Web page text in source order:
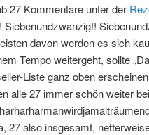
27 Kommentare unter der
Siebenundzwanzig!!
davon werden es sich
Tempo weitergeht, sollte
Liste ganz oben
alle 27 immer schön weiter
27 also insgesamt,